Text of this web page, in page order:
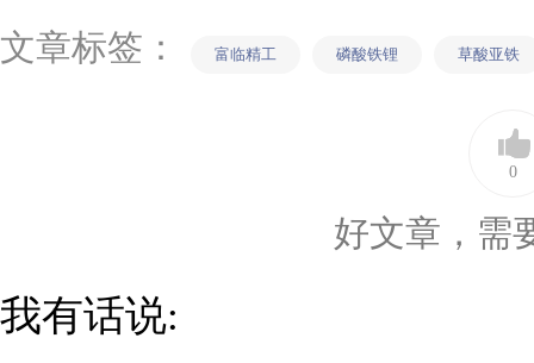
文章标签：
富临精工 磷酸铁锂 草酸亚铁
0
好文章，需
我有话说: